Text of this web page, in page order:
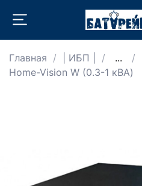
Главная | ИБП |
...
Home-Vision W (0.3-1 кВА)